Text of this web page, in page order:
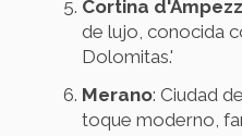
Cortina
de lujo, conocida
Dolomitas.'
Merano: Ciudad
toque moderno,